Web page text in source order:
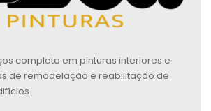
completa em pinturas interiores e
de remodelação e reabilitação de